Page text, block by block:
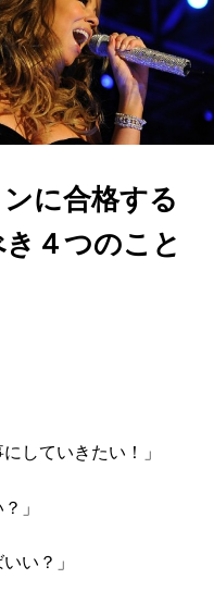
に合格する
４つのこと
していきたい！」
」
い？」